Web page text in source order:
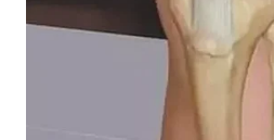
TANI